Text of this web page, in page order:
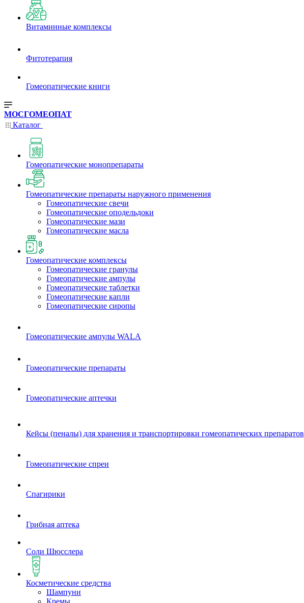
Витаминные комплексы
Фитотерапия
Гомеопатические книги
МОСГОМЕОПАТ
Каталог
Гомеопатические монопрепараты
Гомеопатические препараты наружного применения
Гомеопатические свечи
Гомеопатические оподельдоки
Гомеопатические мази
Гомеопатические масла
Гомеопатические комплексы
Гомеопатические гранулы
Гомеопатические ампулы
Гомеопатические таблетки
Гомеопатические капли
Гомеопатические сиропы
Гомеопатические ампулы WALA
Гомеопатические препараты
Гомеопатические аптечки
Кейсы (пеналы) для хранения и транспортировки гомеопатических препаратов
Гомеопатические спреи
Спагирики
Грибная аптека
Соли Шюсслера
Косметические средства
Шампуни
Кремы